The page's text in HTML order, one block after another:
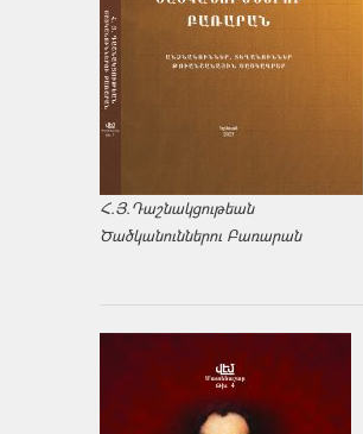
Հ.Յ.Դաշնակցութեան
Ծածկանուններու Բառարան